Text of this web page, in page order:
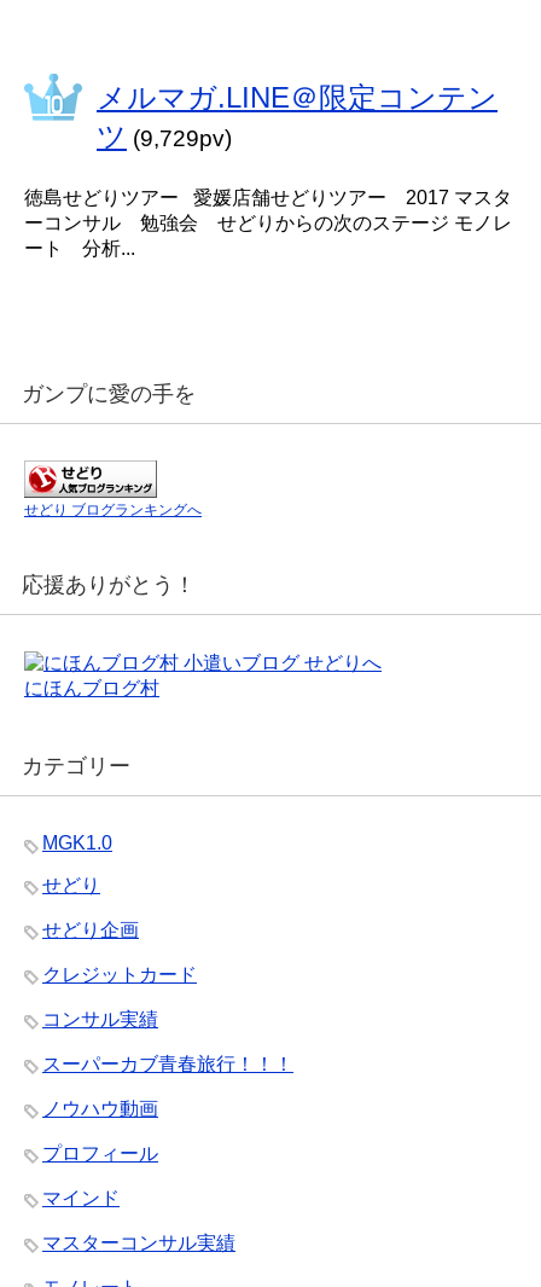
メルマガ.LINE＠限定コンテン
ツ (9,729pv)
徳島せどりツアー 愛媛店舗せどりツアー 2017 マスタ
ーコンサル 勉強会 せどりからの次のステージ モノレ
ート 分析...
ガンプに愛の手を
せどり ブログランキングへ
応援ありがとう！
にほんブログ村
カテゴリー
MGK1.0
せどり
せどり企画
クレジットカード
コンサル実績
スーパーカブ青春旅行！！！
ノウハウ動画
プロフィール
マインド
マスターコンサル実績